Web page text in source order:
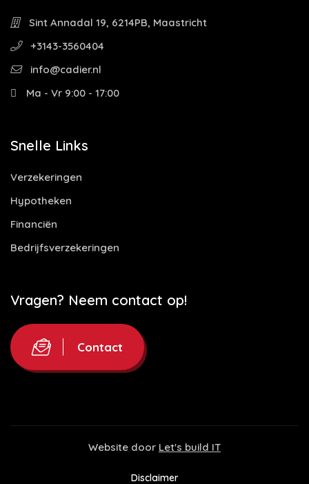
Sint Annadal 19, 6214PB, Maastricht
+3143-3560404
info@cadier.nl
Ma - Vr 9:00 - 17:00
Snelle Links
Verzekeringen
Hypotheken
Financiën
Bedrijfsverzekeringen
Vragen? Neem contact op!
Contact
Website door Let's build IT
Disclaimer